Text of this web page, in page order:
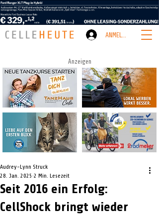
ANMELDEN
Anzeigen
Seit 2016 ein Erfolg:
CellShock bringt wieder
Audrey-Lynn Struck
28. Jan. 2025 2 Min. Lesezeit